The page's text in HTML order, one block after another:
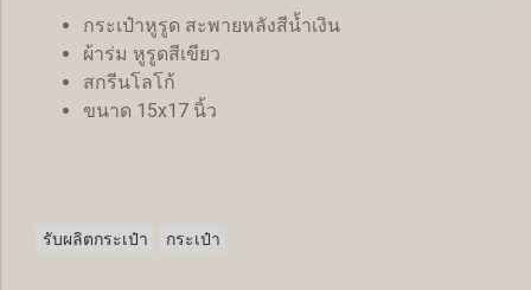
กระเป๋าหูรูด สะพายหลังสีน้ำเงิน
ผ้าร่ม หูรูดสีเขียว
สกรีนโลโก้
ขนาด 15x17 นิ้ว
รับผลิตกระเป๋า กระเป๋า